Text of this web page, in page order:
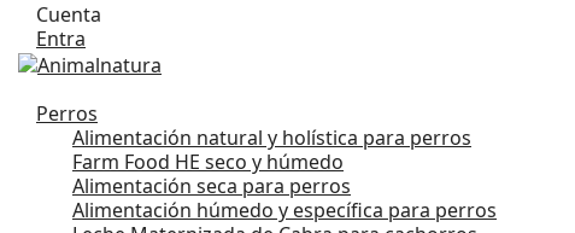
Cuenta
Entra
Perros
Alimentación natural y holística para perros
Farm Food HE seco y húmedo
Alimentación seca para perros
Alimentación húmedo y específica para perros